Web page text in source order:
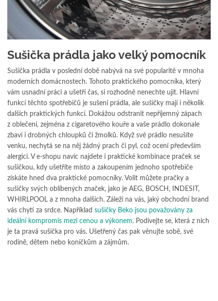
Sušička prádla jako velký pomocník
Sušička prádla v poslední době nabývá na své popularitě v mnoha
moderních domácnostech. Tohoto praktického pomocníka, který
vám usnadní práci a ušetří čas, si rozhodně nenechte ujít. Hlavní
funkcí těchto spotřebičů je sušení prádla, ale sušičky mají i několik
dalších praktických funkcí. Dokážou odstranit nepříjemný zápach
z oblečení, zejména z cigaretového kouře a vaše prádlo dokonale
zbaví i drobných chloupků či žmolků. Když své prádlo nesušíte
venku, nechytá se na něj žádný prach či pyl, což ocení především
alergici. V e-shopu navíc najdete i praktické kombinace praček se
sušičkou, kdy ušetříte místo a zakoupením jednoho spotřebiče
získáte hned dva praktické pomocníky. Volit můžete pračky a
sušičky svých oblíbených značek, jako je AEG, BOSCH, INDESIT,
WHIRLPOOL a z mnoha dalších. Záleží na vás, jaký obchodní brand
vás chytí za srdce. Například sušičky Beko jsou považovány za
ideální kompromis mezi cenou a výkonem. Podívejte se, která z nich
je ta pravá sušička pro vás. Ušetřený čas pak věnujte sobě, své
rodině, dětem nebo koníčkům a zájmům.